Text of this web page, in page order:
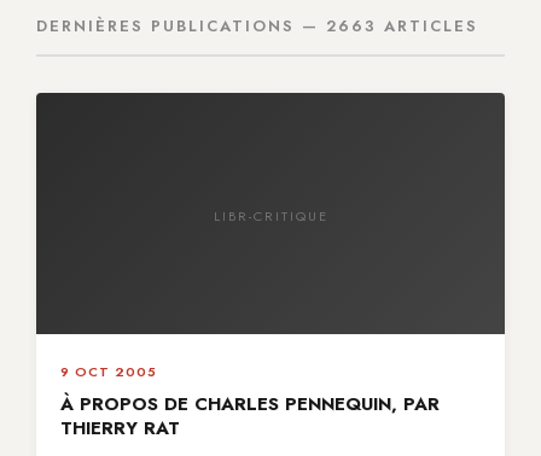
DERNIÈRES PUBLICATIONS — 2663 ARTICLES
LIBR-CRITIQUE
9 OCT 2005
À PROPOS DE CHARLES PENNEQUIN, PAR
THIERRY RAT